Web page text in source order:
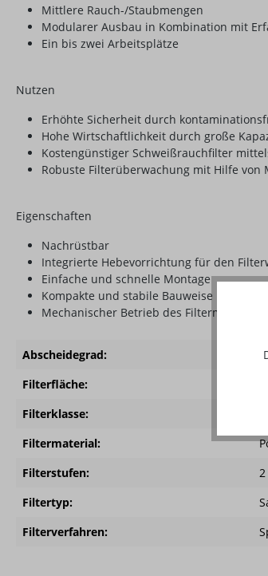
Mittlere Rauch-/Staubmengen
Modularer Ausbau in Kombination mit
Ein bis zwei Arbeitsplätze
Nutzen
Erhöhte Sicherheit durch
Hohe Wirtschaftlichkeit durch große
Kostengünstiger Schweißrauchfilter
Robuste Filterüberwachung mit Hilfe von
Eigenschaften
Nachrüstbar
Integrierte Hebevorrichtung für den
Einfache und schnelle Montage
Kompakte und stabile Bauweise
Mechanischer Betrieb des Filtermediums
Abscheidegrad:
Filterfläche:
Filterklasse:
Filtermaterial:
Filterstufen:
2
Filtertyp:
Filterverfahren: